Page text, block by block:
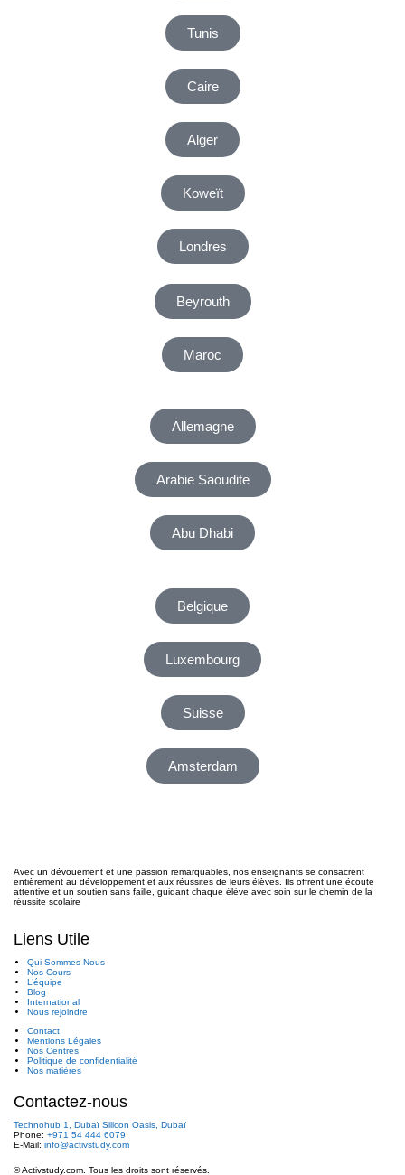
Tunis
Caire
Alger
Koweït
Londres
Beyrouth
Maroc
Allemagne
Arabie Saoudite
Abu Dhabi
Belgique
Luxembourg
Suisse
Amsterdam
Avec un dévouement et une passion remarquables, nos enseignants se consacrent
entièrement au développement et aux réussites de leurs élèves. Ils offrent une écoute
attentive et un soutien sans faille, guidant chaque élève avec soin sur le chemin de la
réussite scolaire
Liens Utile
Qui Sommes Nous
Nos Cours
L’équipe
Blog
International
Nous rejoindre
Contact
Mentions Légales
Nos Centres
Politique de confidentialité
Nos matières
Contactez-nous
Technohub 1, Dubaï Silicon Oasis, Dubaï
Phone: +971 54 444 6079
E-Mail: info@activstudy.com
© Activstudy.com. Tous les droits sont réservés.